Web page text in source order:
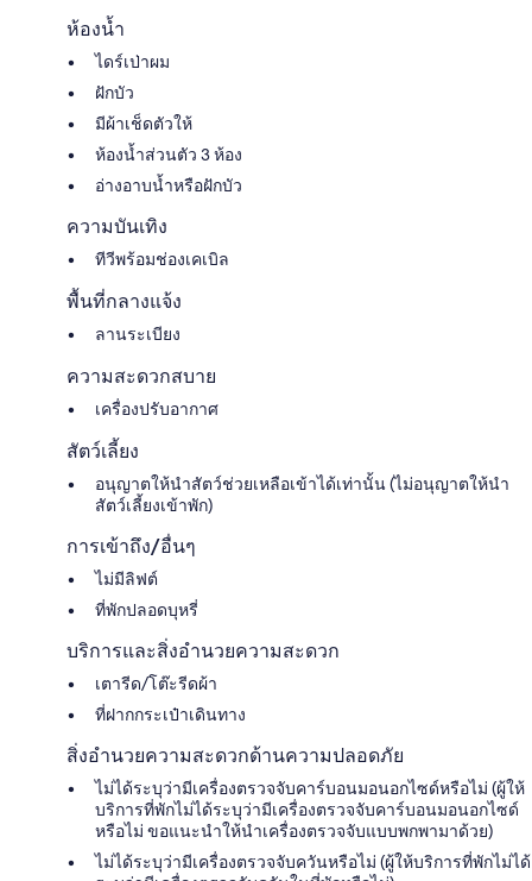
ห้องน้ำ
ไดร์เป่าผม
ฝักบัว
มีผ้าเช็ดตัวให้
ห้องน้ำส่วนตัว 3 ห้อง
อ่างอาบน้ำหรือฝักบัว
ความบันเทิง
ทีวีพร้อมช่องเคเบิล
พื้นที่กลางแจ้ง
ลานระเบียง
ความสะดวกสบาย
เครื่องปรับอากาศ
สัตว์เลี้ยง
อนุญาตให้นำสัตว์ช่วยเหลือเข้าได้เท่านั้น (ไม่อนุญาตให้นำ
สัตว์เลี้ยงเข้าพัก)
การเข้าถึง/อื่นๆ
ไม่มีลิฟต์
ที่พักปลอดบุหรี่
บริการและสิ่งอำนวยความสะดวก
เตารีด/โต๊ะรีดผ้า
ที่ฝากกระเป๋าเดินทาง
สิ่งอำนวยความสะดวกด้านความปลอดภัย
ไม่ได้ระบุว่ามีเครื่องตรวจจับคาร์บอนมอนอกไซด์หรือไม่ (ผู้ให้
บริการที่พักไม่ได้ระบุว่ามีเครื่องตรวจจับคาร์บอนมอนอกไซด์
หรือไม่ ขอแนะนำให้นำเครื่องตรวจจับแบบพกพามาด้วย)
ไม่ได้ระบุว่ามีเครื่องตรวจจับควันหรือไม่ (ผู้ให้บริการที่พักไม่ได้